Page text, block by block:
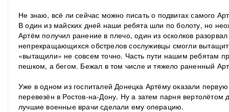
Не знаю, всё ли сейчас можно писать о подвигах самого
В один из майских дней наши ребята шли по болоту, но
Артём получил ранение в плечо, один из осколков
непрекращающихся обстрелов сослуживцы смогли
«вытащили» не совсем точно. Часть пути нашим ребятам
пешком, а бегом. Бежал в том числе и тяжело раненный
Уже в одном из госпиталей Донецка Артёму оказали
перевезён в Ростов-на-Дону. Ну а затем парня вертолётом
лучшие военные врачи сделали ему операцию.